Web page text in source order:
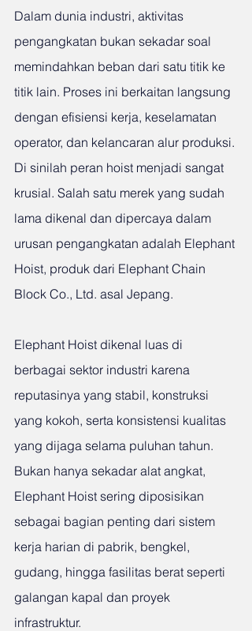
Dalam dunia industri, aktivitas
pengangkatan bukan sekadar soal
memindahkan beban dari satu titik ke
titik lain. Proses ini berkaitan langsung
dengan efisiensi kerja, keselamatan
operator, dan kelancaran alur produksi.
Di sinilah peran hoist menjadi sangat
krusial. Salah satu merek yang sudah
lama dikenal dan dipercaya dalam
urusan pengangkatan adalah Elephant
Hoist, produk dari Elephant Chain
Block Co., Ltd. asal Jepang.
Elephant Hoist dikenal luas di
berbagai sektor industri karena
reputasinya yang stabil, konstruksi
yang kokoh, serta konsistensi kualitas
yang dijaga selama puluhan tahun.
Bukan hanya sekadar alat angkat,
Elephant Hoist sering diposisikan
sebagai bagian penting dari sistem
kerja harian di pabrik, bengkel,
gudang, hingga fasilitas berat seperti
galangan kapal dan proyek
infrastruktur.